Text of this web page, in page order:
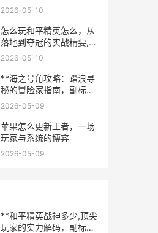
玩实战指南
2026-05-10
怎么玩和平精英怎么，从
落地到夺冠的实战精要,副
标题，一位老兵的战术笔
2026-05-10
**海之号角攻略：踏浪寻
秘的冒险家指南，副标
题：风与海的试炼诗篇**
2026-05-09
苹果怎么更新王者，一场
玩家与系统的博弈
2026-05-09
**和平精英战神多少,顶尖
玩家的实力解码，副标题